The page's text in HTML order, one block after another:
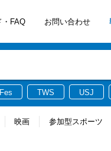
・FAQ お問い合わせ
TWS USJ
映画 参加型スポーツ